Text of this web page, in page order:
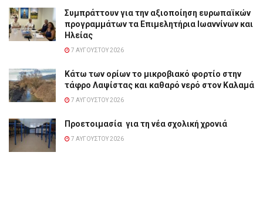
Συμπράττουν για την αξιοποίηση ευρωπαϊκών
προγραμμάτων τα Επιμελητήρια Ιωαννίνων και
Ηλείας
7 ΑΥΓΟΎΣΤΟΥ 2026
Κάτω των ορίων το μικροβιακό φορτίο στην
τάφρο Λαψίστας και καθαρό νερό στον Καλαμά
7 ΑΥΓΟΎΣΤΟΥ 2026
Προετοιμασία για τη νέα σχολική χρονιά
7 ΑΥΓΟΎΣΤΟΥ 2026